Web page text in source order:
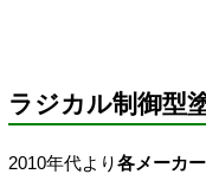
ラジカル制御型
2010年代より各メーカ